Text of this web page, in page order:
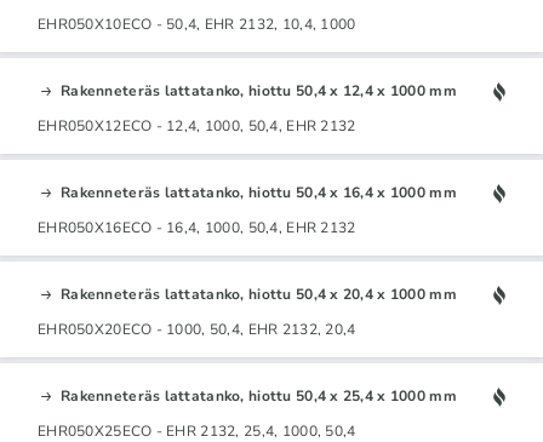
EHR050X10ECO - 50,4, EHR 2132, 10,4, 1000
Rakenneteräs lattatanko, hiottu 50,4 x 12,4 x 1000 mm
EHR050X12ECO - 12,4, 1000, 50,4, EHR 2132
Rakenneteräs lattatanko, hiottu 50,4 x 16,4 x 1000 mm
EHR050X16ECO - 16,4, 1000, 50,4, EHR 2132
Rakenneteräs lattatanko, hiottu 50,4 x 20,4 x 1000 mm
EHR050X20ECO - 1000, 50,4, EHR 2132, 20,4
Rakenneteräs lattatanko, hiottu 50,4 x 25,4 x 1000 mm
EHR050X25ECO - EHR 2132, 25,4, 1000, 50,4